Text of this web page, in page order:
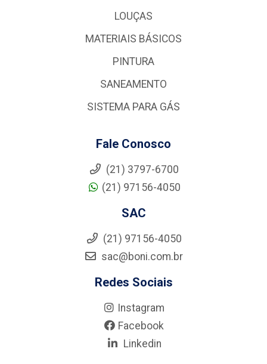
LOUÇAS
MATERIAIS BÁSICOS
PINTURA
SANEAMENTO
SISTEMA PARA GÁS
Fale Conosco
(21) 3797-6700
(21) 97156-4050
SAC
(21) 97156-4050
sac@boni.com.br
Redes Sociais
Instagram
Facebook
Linkedin